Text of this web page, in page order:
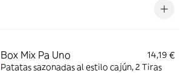
Box Mix Pa Uno
14,19 €
Patatas sazonadas al estilo cajún, 2 Tiras